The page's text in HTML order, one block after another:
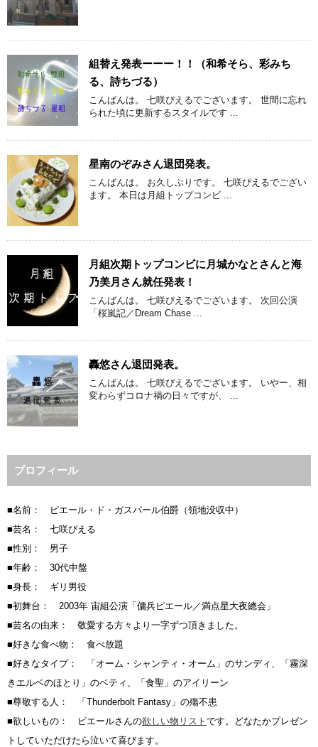
組替え発表ーーー！！（和希そら、彩みち
る、詩ちづる）
こんばんは。 七咲ぴえるでございます。 世間に忘れ
られた頃に更新するスタイルです ...
星南のぞみさん退団発表。
こんばんは。 お久しぶりです。 七咲ぴえるでござい
ます。 本日は月組トップコンビ ...
月組次期トップコンビに月城かなとさんと海
乃美月さん就任発表！
こんばんは。 七咲ぴえるでございます。 次回公演
「桜嵐記／Dream Chase ...
轟悠さん退団発表。
こんばんは。 七咲ぴえるでございます。 いやー、相
変わらずコロナ禍の日々ですが、 ...
プロフィール
■名前： ピエール・ド・ガスパール伯爵（領地没収中）
■芸名： 七咲ぴえる
■性別： 男子
■年齢： 30代中盤
■身長： ギリ男役
■初舞台： 2003年 宙組公演「傭兵ピエール／満点星大夜總会」
■芸名の由来： 敬愛する方々より一字ずつ頂きました。
■好きな食べ物： 食べ放題
■好きなタイプ： 「オーム・シャンティ・オーム」のサンディ、「霧深
きエルベのほとり」のベティ、「食聖」のアイリーン
■尊敬する人： 「Thunderbolt Fantasy」の殤不患
■欲しいもの： ピエールさんの欲しい物リスト です。どなたかプレゼン
トしていただけたら泣いて喜びます。